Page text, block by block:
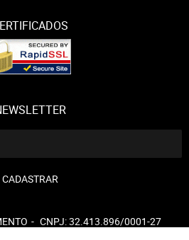
CADASTRAR
CNPJ: 32.413.896/0001-27